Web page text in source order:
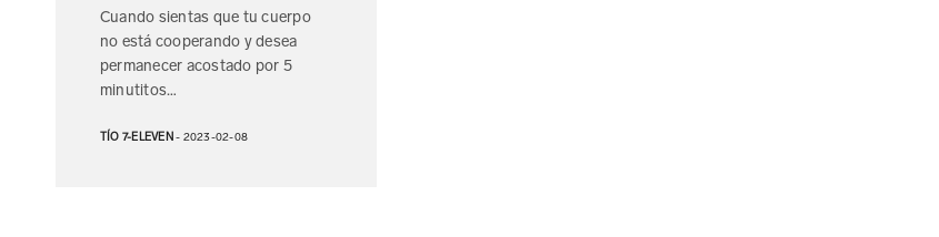
Cuando sientas que tu cuerpo
no está cooperando y desea
permanecer acostado por 5
minutitos…
TÍO 7-ELEVEN- 2023-02-08